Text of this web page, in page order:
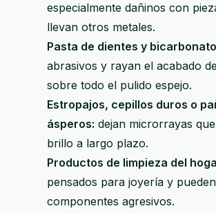
especialmente dañinos con
llevan otros metales.
Pasta de dientes y
abrasivos y rayan el acabado
sobre todo el pulido espejo.
Estropajos, cepillos duros o
ásperos: dejan microrrayas
brillo a largo plazo.
Productos de limpieza del
pensados para joyería y
componentes agresivos.